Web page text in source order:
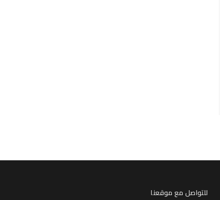
للتواصل مع موقعنا